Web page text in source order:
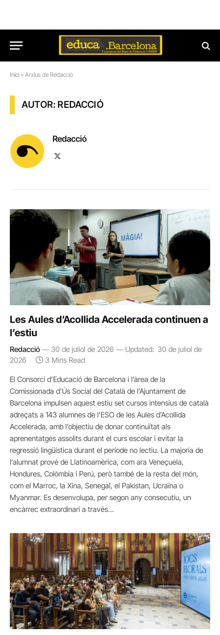
Inici » Arxius de Redacció
AUTOR: REDACCIÓ
Redacció
Les Aules d’Acollida Accelerada continuen a
l’estiu
Redacció 30 de juliol de 2026 Updated: 30 de juliol de
2026
3 Mins Read
El Consorci d’Educació de Barcelona i l’àrea de la
Comissionada d’Ús Social del Català de l’Ajuntament de
Barcelona impulsen aquest estiu set cursos intensius de català
adreçats a 143 alumnes de l’ESO de les Aules d’Acollida
Accelerada, amb l’objectiu de donar continuïtat als
aprenentatges assolits durant el curs escolar i evitar la
regressió lingüística durant el període no lectiu. La majoria de
l’alumnat prové de Llatinoamèrica, com ara Veneçuela,
Hondures, Colòmbia i Perú, però també de la resta del món,
com el Marroc, la Xina, Senegal, el Pakistan, Ucraïna o
Myanmar. Es desenvolupa, per segon any consecutiu, un
encàrrec extraordinari a través…